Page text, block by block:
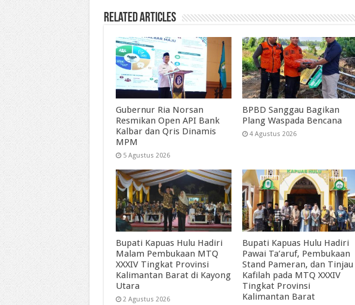
Related Articles
Gubernur Ria Norsan
Resmikan Open API Bank
Kalbar dan Qris Dinamis
MPM
5 Agustus 2026
BPBD Sanggau Bagikan
Plang Waspada Bencana
4 Agustus 2026
Bupati Kapuas Hulu Hadiri
Malam Pembukaan MTQ
XXXIV Tingkat Provinsi
Kalimantan Barat di Kayong
Utara
2 Agustus 2026
Bupati Kapuas Hulu Hadiri
Pawai Ta’aruf, Pembukaan
Stand Pameran, dan Tinjau
Kafilah pada MTQ XXXIV
Tingkat Provinsi
Kalimantan Barat